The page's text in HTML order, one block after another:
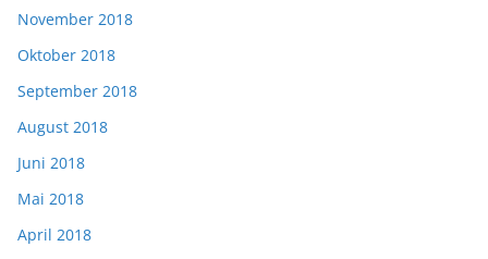
November 2018
Oktober 2018
September 2018
August 2018
Juni 2018
Mai 2018
April 2018